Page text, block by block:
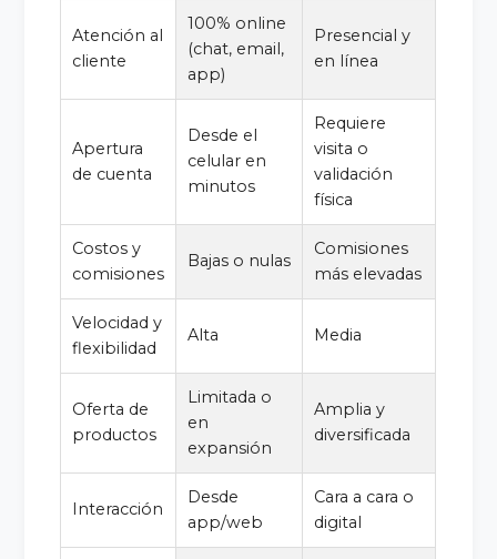
Atención al
cliente
100% online
(chat, email,
app)
Presencial y
en línea
Apertura
de cuenta
Desde el
celular en
minutos
Requiere
visita o
validación
física
Costos y
comisiones
Bajas o nulas
Comisiones
más elevadas
Velocidad y
flexibilidad
Alta Media
Oferta de
productos
Limitada o
en
expansión
Amplia y
diversificada
Interacción
Desde
app/web
Cara a cara o
digital